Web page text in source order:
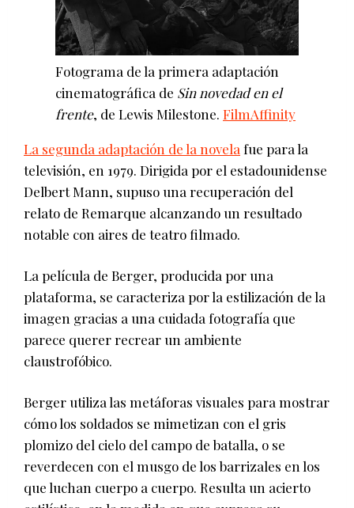
Fotograma de la primera adaptación
cinematográfica de Sin novedad en el
frente, de Lewis Milestone. FilmAffinity
La segunda adaptación de la novela fue para la
televisión, en 1979. Dirigida por el estadounidense
Delbert Mann, supuso una recuperación del
relato de Remarque alcanzando un resultado
notable con aires de teatro filmado.
La película de Berger, producida por una
plataforma, se caracteriza por la estilización de la
imagen gracias a una cuidada fotografía que
parece querer recrear un ambiente
claustrofóbico.
Berger utiliza las metáforas visuales para mostrar
cómo los soldados se mimetizan con el gris
plomizo del cielo del campo de batalla, o se
reverdecen con el musgo de los barrizales en los
que luchan cuerpo a cuerpo. Resulta un acierto